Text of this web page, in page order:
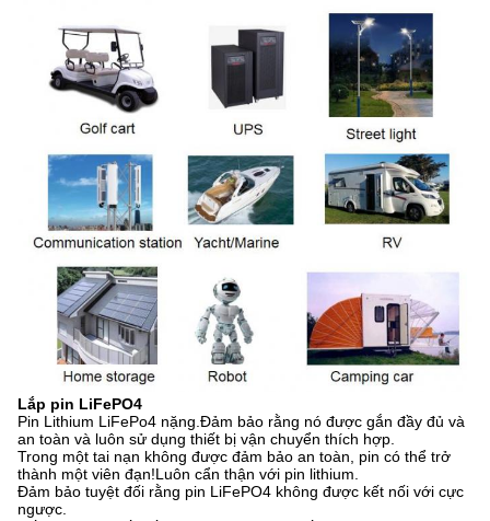
Lắp pin LiFePO4
Pin Lithium LiFePo4 nặng.Đảm bảo rằng nó được gắn đầy đủ và
an toàn và luôn sử dụng thiết bị vận chuyển thích hợp.
Trong một tai nạn không được đảm bảo an toàn, pin có thể trở
thành một viên đạn!Luôn cẩn thận với pin lithium.
Đảm bảo tuyệt đối rằng pin LiFePO4 không được kết nối với cực
ngược.